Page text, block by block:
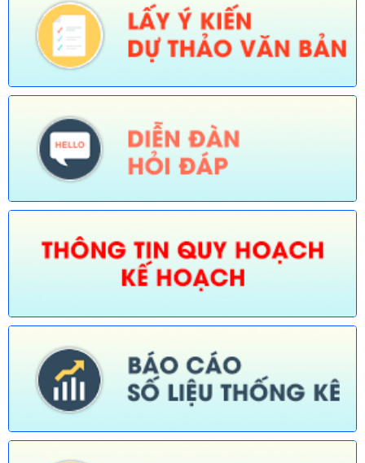
tỉnh Đắk Lắk)
Ngày ban hành: (30/07/2026)
Số:672/TB-UBND
TTHC trong lĩnh vực Thông tin, báo chí nước ngoài tại Việt Nam
UBND tỉnh thực hiện tiếp nhận, trả kết quả không phụ thuộc vào
ĐGHC)
Ngày ban hành: (30/07/2026)
673/TB-UBND
Tên:(Thông báo về việc công bố Danh mục thủ tục hành chính
thông tin điện tử thuộc phạm vi chức năng quản lý của Sở Văn
hóa, Thể thao và Du lịch)
Ngày ban hành: (30/07/2026)
được sửa đổi, bổ sung, thay thế, bãi bỏ trong lĩnh vực đường
thủy nội địa thuộc phạm vi chức năng quản lý của Sở Xây dựng)
Ngày ban hành: (30/07/2026)
Số: 675/TB-UBND
Tên:(Thông báo về việc công bố Danh mục thủ tục hành chính
quản lý của Sở Nông nghiệp và Môi trường)